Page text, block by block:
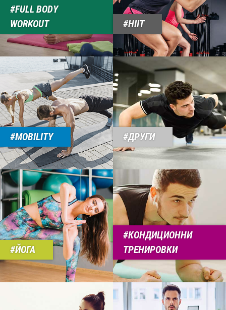
FULL BODY
WORKOUT
HIIT
MOBILITY ДРУГИ
ЙОГА
КОНДИЦИОННИ
ТРЕНИРОВКИ